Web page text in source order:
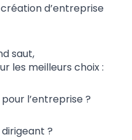
d’entreprise
saut,
les meilleurs choix :
l’entreprise ?
?